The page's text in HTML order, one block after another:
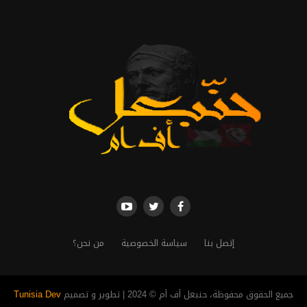
إتصل بنا سياسة الخصوصية من نحن؟
جميع الحقوق محفوظة، حنبعل أف أم © 2024 | تطوير و تصميم Tunisia Dev